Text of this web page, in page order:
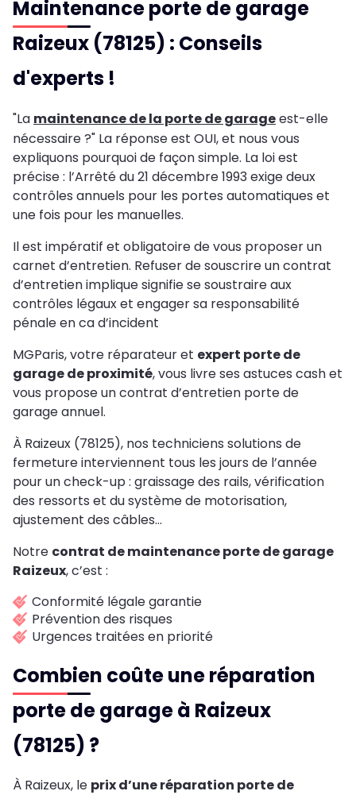
Maintenance porte de garage
Raizeux (78125) : Conseils
d'experts !
"La maintenance de la porte de garageest-elle
nécessaire ?" La réponse est OUI, et nous vous
expliquons pourquoi de façon simple. La loi est
précise : l’Arrêté du 21 décembre 1993 exige deux
contrôles annuels pour les portes automatiques et
une fois pour les manuelles.
Il est impératif et obligatoire de vous proposer un
carnet d’entretien. Refuser de souscrire un contrat
d’entretien implique signifie se soustraire aux
contrôles légaux et engager sa responsabilité
pénale en ca d’incident
MGParis, votre réparateur et expert porte de
garage de proximité, vous livre ses astuces cash et
vous propose un contrat d’entretien porte de
garage annuel.
À Raizeux (78125), nos techniciens solutions de
fermeture interviennent tous les jours de l’année
pour un check-up : graissage des rails, vérification
des ressorts et du système de motorisation,
ajustement des câbles…
Notre contrat de maintenance porte de garage
Raizeux, c’est :
Conformité légale garantie
Prévention des risques
Urgences traitées en priorité
Combien coûte une réparation
porte de garage à Raizeux
(78125) ?
À Raizeux, le prix d’une réparation porte de